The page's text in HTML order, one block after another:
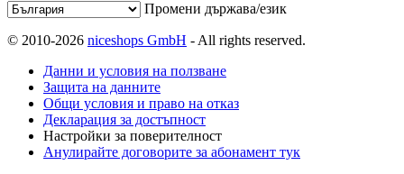
Промени държава/език
© 2010-2026 niceshops GmbH - All rights reserved.
Данни и условия на ползване
Защита на данните
Общи условия и право на отказ
Декларация за достъпност
Настройки за поверителност
Анулирайте договорите за абонамент тук